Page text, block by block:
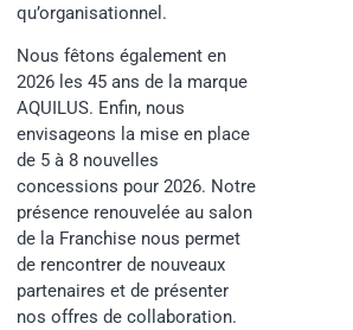
qu’organisationnel.
Nous fêtons également en
2026 les 45 ans de la marque
AQUILUS. Enfin, nous
envisageons la mise en place
de 5 à 8 nouvelles
concessions pour 2026. Notre
présence renouvelée au salon
de la Franchise nous permet
de rencontrer de nouveaux
partenaires et de présenter
nos offres de collaboration.